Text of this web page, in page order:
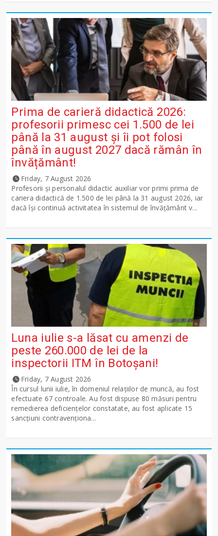
Prima de carieră didactică 2026:
profesorii primesc cei 1.500 de lei
până la 31 august și îi pot folosi
până în august 2027 dacă rămân în
învățământ!
Friday, 7 August 2026
Profesorii și personalul didactic auxiliar vor primi prima de
cariera didactică de 1.500 de lei până la 31 august 2026, iar
dacă își continuă activitatea în sistemul de învățământ v...
Luna iulie s-a lăsat cu amenzi de
peste 260.000 de lei de la
inspectorii ITM în Botoșani!
Friday, 7 August 2026
În cursul lunii iulie, în domeniul relațiilor de muncă, au fost
efectuate 67 controale. Au fost dispuse 80 măsuri pentru
remedierea deficiențelor constatate, au fost aplicate 15
sancţiuni contravenționa...